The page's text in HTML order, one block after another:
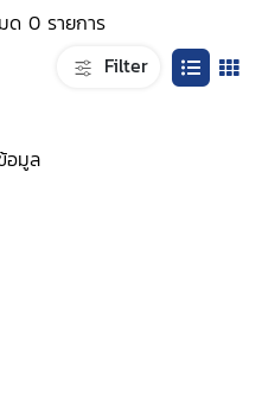
ด 0 รายการ
Filter
อมูล